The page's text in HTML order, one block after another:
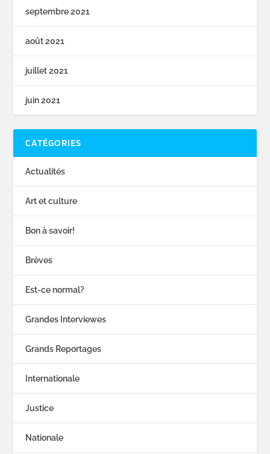
septembre 2021
août 2021
juillet 2021
juin 2021
CATÉGORIES
Actualités
Art et culture
Bon à savoir!
Brèves
Est-ce normal?
Grandes Interviewes
Grands Reportages
Internationale
Justice
Nationale